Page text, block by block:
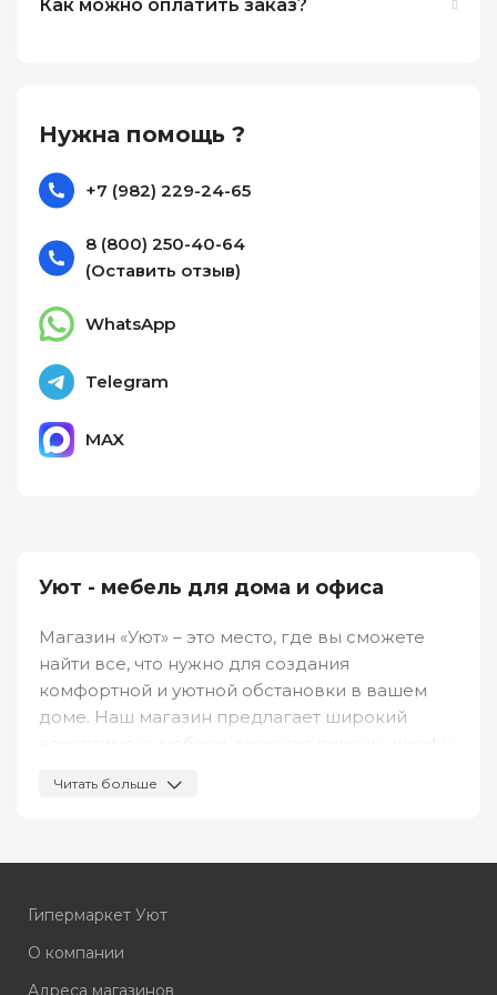
Как можно оплатить заказ?
Нужна помощь ?
+7 (982) 229-24-65
8 (800) 250-40-64
(Оставить отзыв)
WhatsApp
Telegram
MAX
Уют - мебель для дома и офиса
Магазин «Уют» – это место, где вы сможете
найти все, что нужно для создания
комфортной и уютной обстановки в вашем
доме. Наш магазин предлагает широкий
гарнитуры. Большое внимание мы уделяем
просто и удобно купить. Все товары в нашем
магазине имеют удобные фильтры по цене,
Читать больше
Гипермаркет Уют
О компании
Адреса магазинов